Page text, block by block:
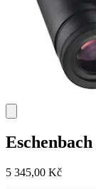
Eschenbach
5 345,00 Kč